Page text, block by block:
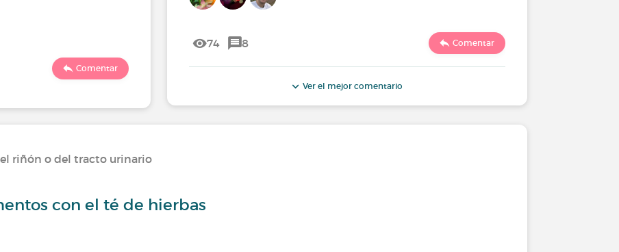
Comentar
74 8 Comentar
Ver el mejor comentario
riñón o del tracto urinario
con el té de hierbas